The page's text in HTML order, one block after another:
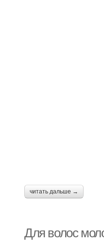
читать дальше →
Для волос